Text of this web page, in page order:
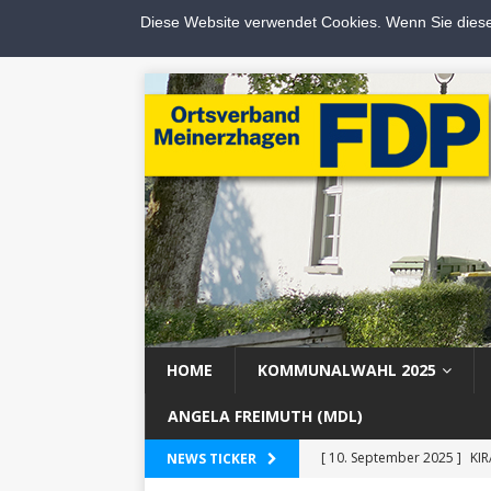
HOME KOMMUNALWAHL 2025
ANGELA FREIMUTH (MDL)
NEWS TICKER [ 10. September 2025 ]
Diese Website verwendet Cookies. Wenn Sie